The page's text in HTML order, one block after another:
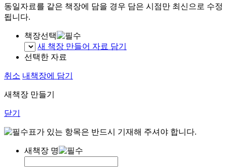
동일자료를 같은 책장에 담을 경우 담은 시점만 최신으로 수정
됩니다.
책장선택
새 책장 만들어 자료 담기
선택한 자료
취소 내책장에 담기
새책장 만들기
닫기
표가 있는 항목은 반드시 기재해 주셔야 합니다.
새책장 명